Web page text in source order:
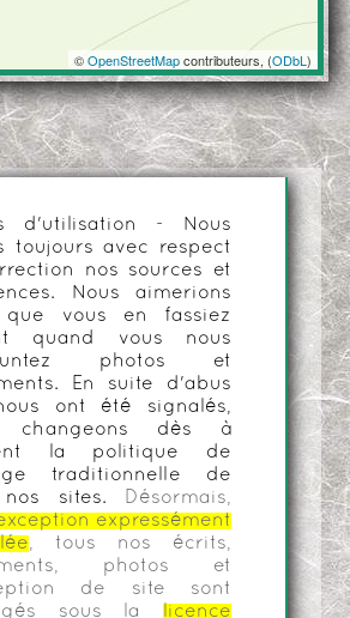
©OpenStreetMapcontributeurs, (ODbL)
d'utilisation - Nous
toujours avec respect
nos sources et
Nous aimerions
que vous en fassiez
quand vous nous
photos et
En suite d'abus
ont été signalés,
changeons dès à
la politique de
traditionnelle de
nos sites.
Désormais,
expressément
, tous nos écrits,
photos et
de site sont
sous la
licence